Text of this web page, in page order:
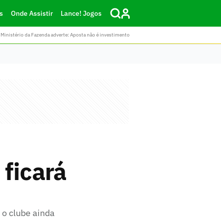
Onde Assistir Lance! Jogos
da Fazenda adverte: Aposta não é investimento
ficará
clube ainda